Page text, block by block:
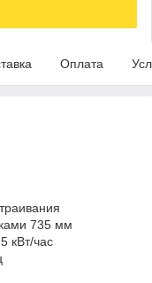
Оплата
735 мм
кВт/час